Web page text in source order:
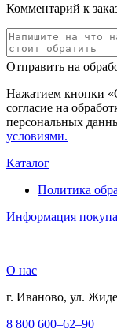
Комментарий к
Отправить на
Нажатием кнопки
согласие на
персональных
условиями.
Каталог
Политика
Информация
О нас
г. Иваново, ул.
8 800 600–62–90